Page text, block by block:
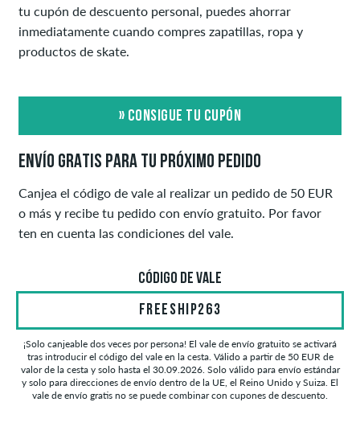
tu cupón de descuento personal, puedes ahorrar
inmediatamente cuando compres zapatillas, ropa y
productos de skate.
» CONSIGUE TU CUPÓN
ENVÍO GRATIS PARA TU PRÓXIMO PEDIDO
Canjea el código de vale al realizar un pedido de 50 EUR
o más y recibe tu pedido con envío gratuito. Por favor
ten en cuenta las condiciones del vale.
CÓDIGO DE VALE
FREESHIP263
¡Solo canjeable dos veces por persona! El vale de envío gratuito se activará
tras introducir el código del vale en la cesta. Válido a partir de 50 EUR de
valor de la cesta y solo hasta el 30.09.2026. Solo válido para envío estándar
y solo para direcciones de envío dentro de la UE, el Reino Unido y Suiza. El
vale de envío gratis no se puede combinar con cupones de descuento.